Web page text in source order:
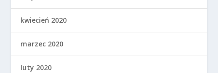
kwiecień 2020
marzec 2020
luty 2020